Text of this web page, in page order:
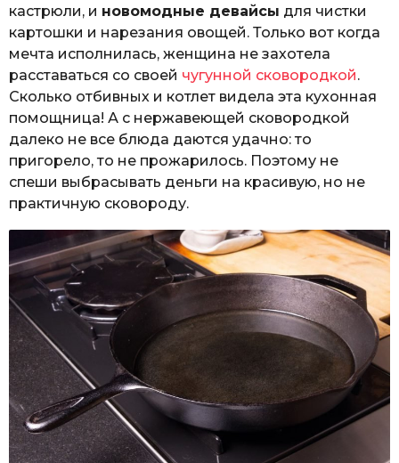
кастрюли, и новомодные девайсы для чистки
картошки и нарезания овощей. Только вот когда
мечта исполнилась, женщина не захотела
расставаться со своей чугунной сковородкой.
Сколько отбивных и котлет видела эта кухонная
помощница! А с нержавеющей сковородкой
далеко не все блюда даются удачно: то
пригорело, то не прожарилось. Поэтому не
спеши выбрасывать деньги на красивую, но не
практичную сковороду.